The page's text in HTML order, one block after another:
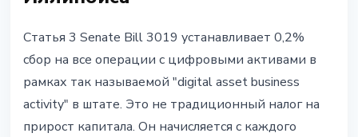
Статья 3 Senate Bill 3019 устанавливает 0,2%
сбор на все операции с цифровыми активами в
рамках так называемой "digital asset business
activity" в штате. Это не традиционный налог на
прирост капитала. Он начисляется с каждого